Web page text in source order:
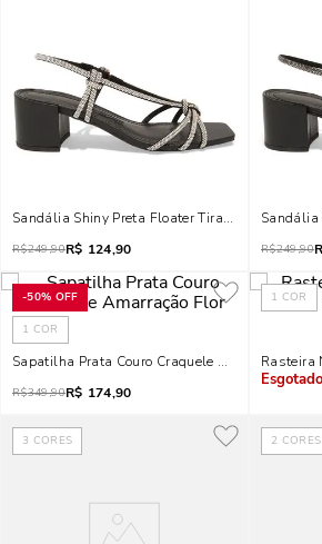
Sandália Shiny Preta Floater Tiras Brilho Salto
R$249,90R$ 124,90
Sandália
R$249,90
-50% OFF
1 COR
Sapatilha Prata Couro Craquele Amarração Flor
R$349,90R$ 174,90
1 COR
Rasteira
3 CORES 2 CORES